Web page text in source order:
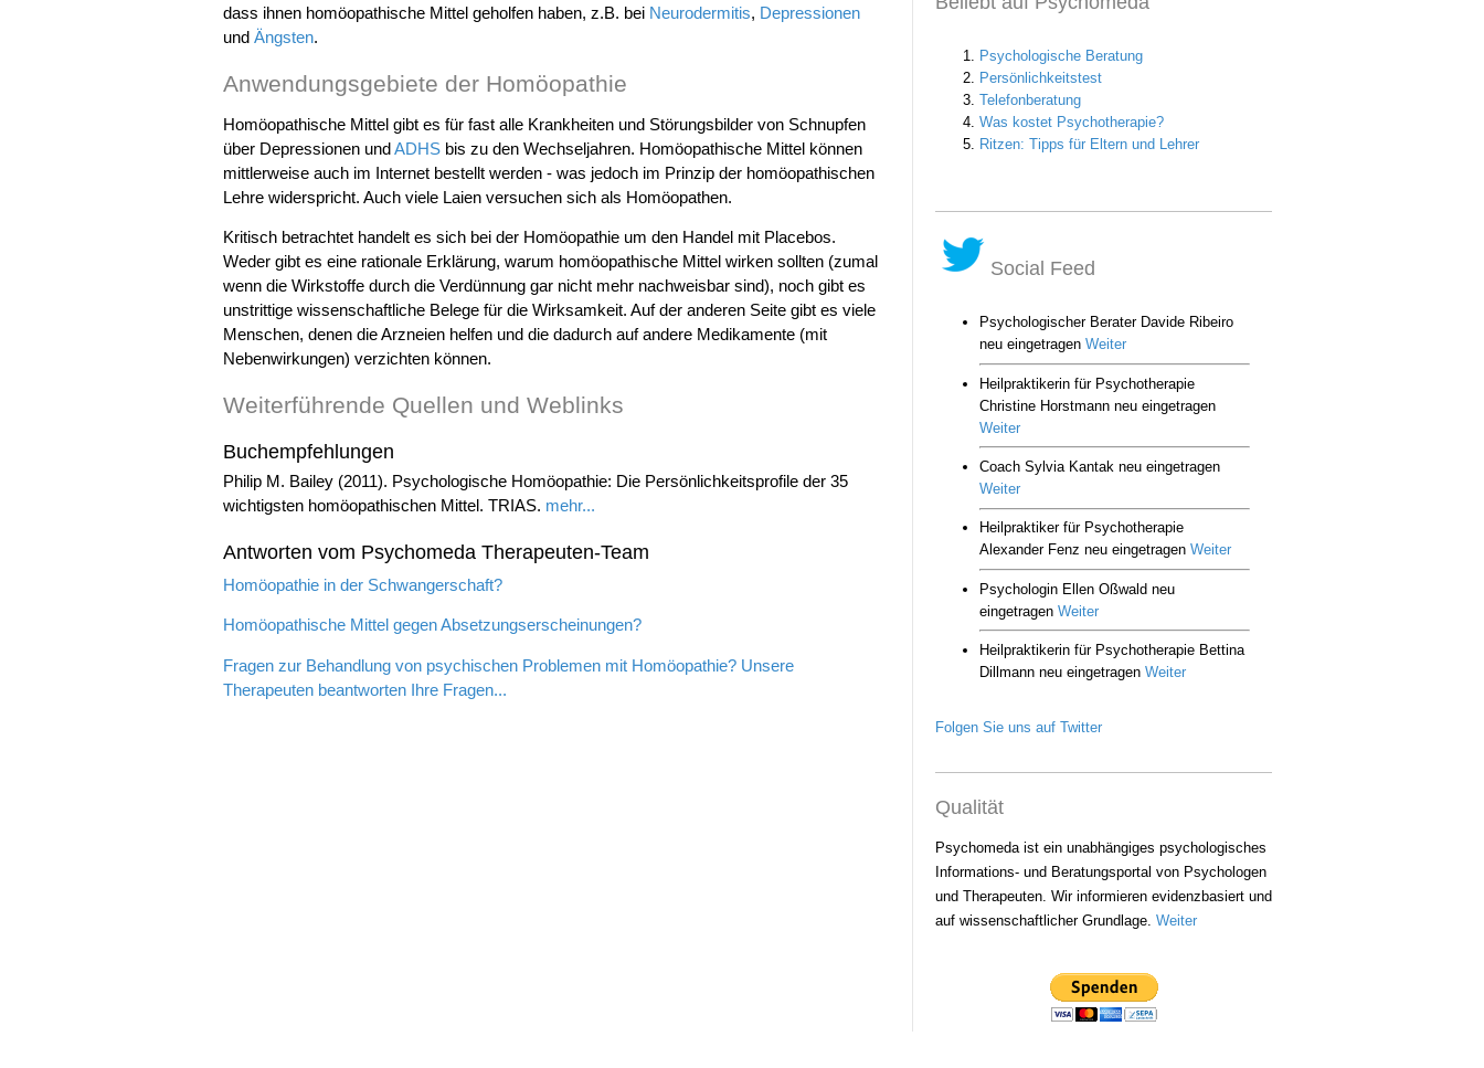
dass ihnen homöopathische Mittel geholfen haben, z.B. bei Neurodermitis, Depressionen
und Ängsten.
Anwendungsgebiete der Homöopathie
Homöopathische Mittel gibt es für fast alle Krankheiten und Störungsbilder von Schnupfen
über Depressionen undADHS bis zu den Wechseljahren. Homöopathische Mittel können
mittlerweise auch im Internet bestellt werden - was jedoch im Prinzip der homöopathischen
Lehre widerspricht. Auch viele Laien versuchen sich als Homöopathen.
Kritisch betrachtet handelt es sich bei der Homöopathie um den Handel mit Placebos.
Weder gibt es eine rationale Erklärung, warum homöopathische Mittel wirken sollten (zumal
wenn die Wirkstoffe durch die Verdünnung gar nicht mehr nachweisbar sind), noch gibt es
unstrittige wissenschaftliche Belege für die Wirksamkeit. Auf der anderen Seite gibt es viele
Menschen, denen die Arzneien helfen und die dadurch auf andere Medikamente (mit
Nebenwirkungen) verzichten können.
Weiterführende Quellen und Weblinks
Buchempfehlungen
Philip M. Bailey (2011). Psychologische Homöopathie: Die Persönlichkeitsprofile der 35
wichtigsten homöopathischen Mittel. TRIAS. mehr...
Antworten vom Psychomeda Therapeuten-Team
Homöopathie in der Schwangerschaft?
Homöopathische Mittel gegen Absetzungserscheinungen?
Fragen zur Behandlung von psychischen Problemen mit Homöopathie? Unsere
Therapeuten beantworten Ihre Fragen...
Social Feed
Folgen Sie uns auf Twitter
Qualität
Psychomeda ist ein unabhängiges psychologisches
Informations- und Beratungsportal von Psychologen
und Therapeuten. Wir informieren evidenzbasiert und
auf wissenschaftlicher Grundlage. Weiter